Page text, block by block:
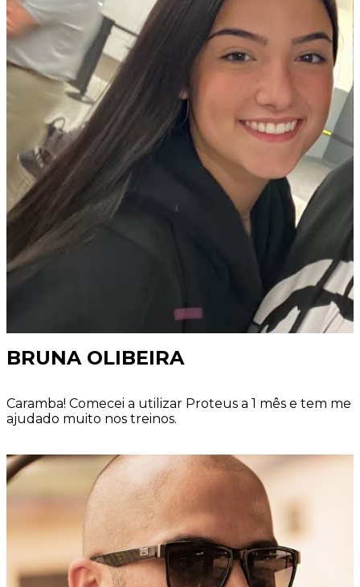
BRUNA OLIBEIRA
Caramba! Comecei a utilizar Proteus a 1 mês e tem me
ajudado muito nos treinos.